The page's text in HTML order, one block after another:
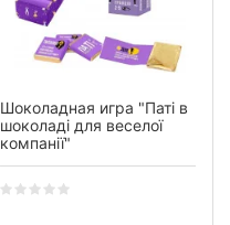
Шоколадная игра "Паті в
шоколаді для веселої
компанії"